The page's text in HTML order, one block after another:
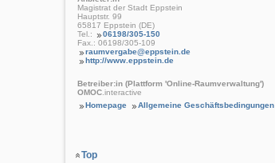
Magistrat der Stadt Eppstein
Hauptstr. 99
65817 Eppstein (DE)
Tel.:
06198/305-150
Fax.: 06198/305-109
raumvergabe@eppstein.de
http://www.eppstein.de
Betreiber:in (Plattform 'Online-Raumverwaltung')
OMOC .interactive
Homepage
Allgemeine Geschäftsbedingungen
Top